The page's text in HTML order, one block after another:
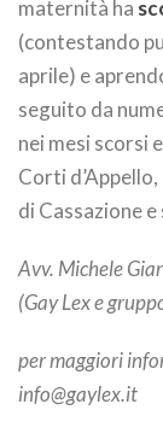
maternità ha
(contestando
aprile) e
seguito da
nei mesi scorsi
Corti
di Cassazione e
Avv. Michele
(Gay Lex e
per maggiori
info@gaylex.it